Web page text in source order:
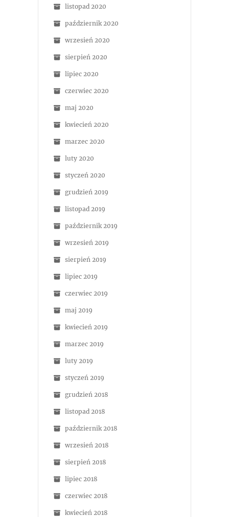
listopad 2020
październik 2020
wrzesień 2020
sierpień 2020
lipiec 2020
czerwiec 2020
maj 2020
kwiecień 2020
marzec 2020
luty 2020
styczeń 2020
grudzień 2019
listopad 2019
październik 2019
wrzesień 2019
sierpień 2019
lipiec 2019
czerwiec 2019
maj 2019
kwiecień 2019
marzec 2019
luty 2019
styczeń 2019
grudzień 2018
listopad 2018
październik 2018
wrzesień 2018
sierpień 2018
lipiec 2018
czerwiec 2018
kwiecień 2018